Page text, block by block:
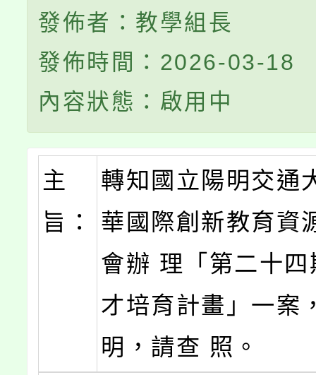
發佈者：教學組長
發佈時間：2026-03-18
內容狀態：啟用中
主
旨：
轉知國立陽明交通
華國際創新教育資
會辦 理「第二十
才培育計畫」一案
明，請查 照。